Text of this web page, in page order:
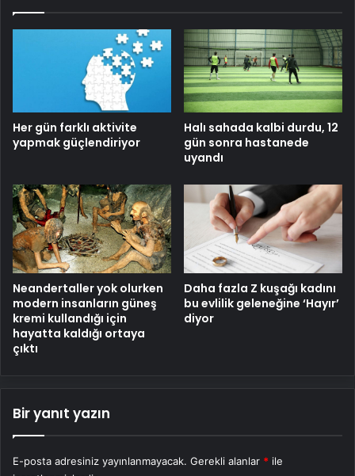
Her gün farklı aktivite
yapmak güçlendiriyor
Halı sahada kalbi durdu, 12
gün sonra hastanede
uyandı
Neandertaller yok olurken
modern insanların güneş
kremi kullandığı için
hayatta kaldığı ortaya
çıktı
Daha fazla Z kuşağı kadını
bu evlilik geleneğine ‘Hayır’
diyor
Bir yanıt yazın
E-posta adresiniz yayınlanmayacak. Gerekli alanlar * ile